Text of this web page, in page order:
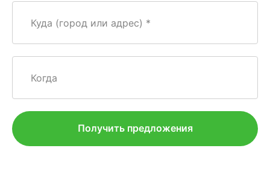
Куда (город или адрес)
Когда
Получить предложения